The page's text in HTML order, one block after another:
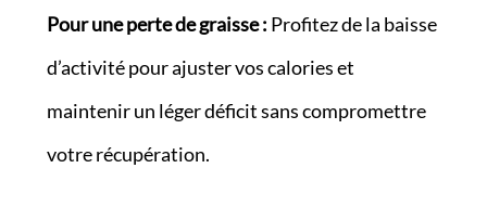
Pour une perte de graisse : Profitez de la baisse
d’activité pour ajuster vos calories et
maintenir un léger déficit sans compromettre
votre récupération.